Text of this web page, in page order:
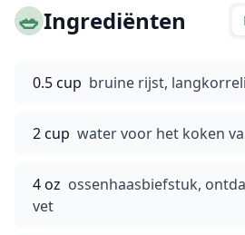
🥗Ingrediënten
0.5 cup bruine rijst,
2 cup water voor het koken
4 oz ossenhaasbiefstuk,
vet